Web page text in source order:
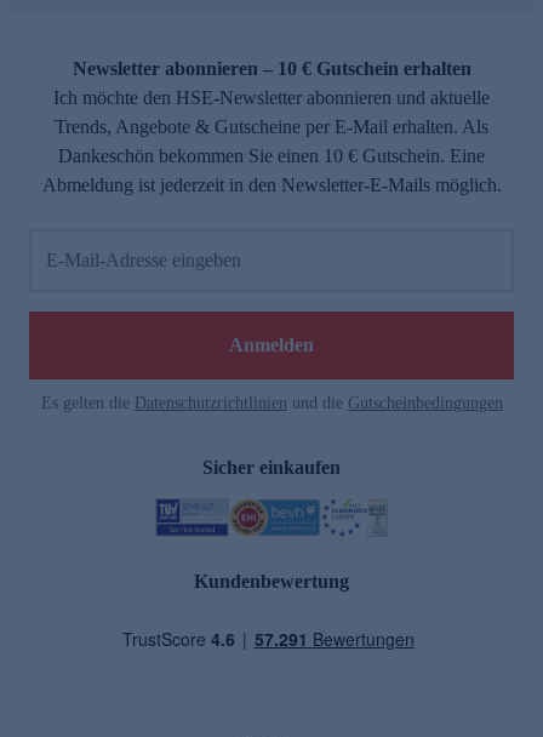
Newsletter abonnieren – 10 € Gutschein erhalten
Ich möchte den HSE-Newsletter abonnieren und aktuelle
Trends, Angebote & Gutscheine per E-Mail erhalten. Als
Dankeschön bekommen Sie einen 10 € Gutschein. Eine
Abmeldung ist jederzeit in den Newsletter-E-Mails möglich.
E-Mail-Adresse eingeben
Anmelden
Es gelten die Datenschutzrichtlinien und die Gutscheinbedingungen
Sicher einkaufen
Kundenbewertung